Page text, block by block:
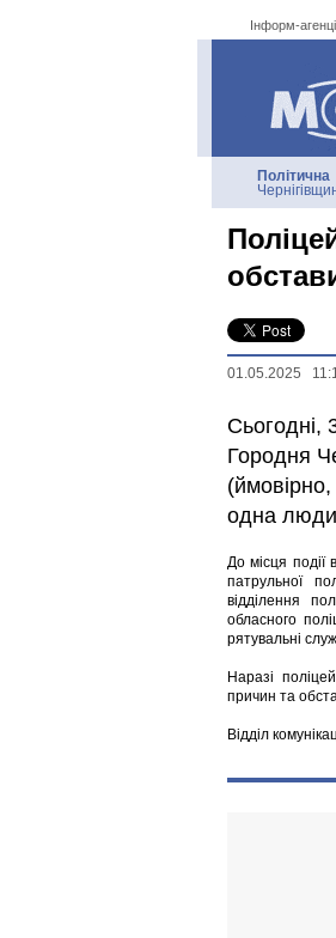
Інформ-
Політична
01.05.2025
Сьогодні,
Городня
одна
До місця події
патрульної
відділення
обласного
рятувальні
Наразі
причин та
Відділ